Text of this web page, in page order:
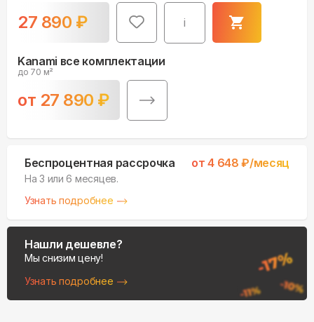
27 890 ₽ i
Kanami все комплектации
до 70 м²
от 27 890 ₽
Беспроцентная рассрочка от4 648 ₽/месяц
На 3 или 6 месяцев.
Узнать подробнее
Нашли дешевле?
Мы снизим цену!
Узнать подробнее